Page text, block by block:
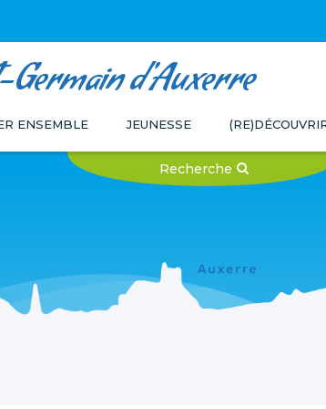
Germain d'Auxerre
JEUNESSE
ENSEMBLE
Recherche